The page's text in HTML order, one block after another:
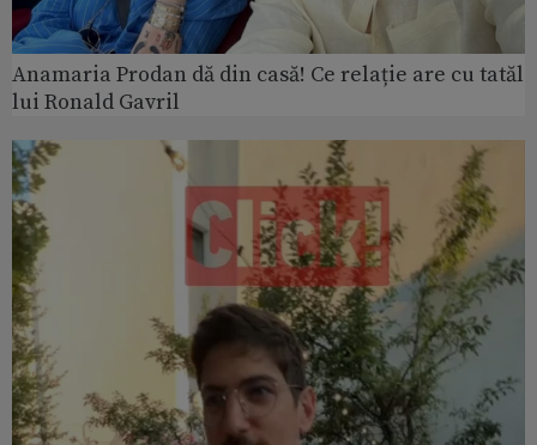
Anamaria Prodan dă din casă! Ce relație are cu tatăl
lui Ronald Gavril